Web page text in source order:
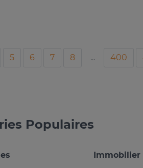
5 6 7 8 ... 400
Populaires
Immobilier